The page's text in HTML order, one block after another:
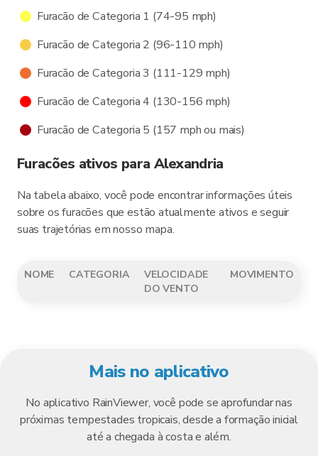
Furacão de Categoria 1 (74-95 mph)
Furacão de Categoria 2 (96-110 mph)
Furacão de Categoria 3 (111-129 mph)
Furacão de Categoria 4 (130-156 mph)
Furacão de Categoria 5 (157 mph ou mais)
Furacões ativos para Alexandria
Na tabela abaixo, você pode encontrar informações úteis
sobre os furacões que estão atualmente ativos e seguir
suas trajetórias em nosso mapa.
NOME CATEGORIA
VELOCIDADE
DO VENTO
MOVIMENTO
Mais no aplicativo
No aplicativo RainViewer, você pode se aprofundar nas
próximas tempestades tropicais, desde a formação inicial
até a chegada à costa e além.